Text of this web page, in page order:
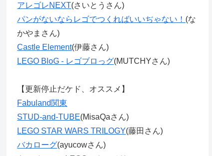
アレゴレNEXT(さいとうさん)
パンがないならレゴでつくればいいぢゃない！ (な
かやまさん)
Castle Element(伊藤さん)
LEGO BloG - レゴブロっグ(MUTCHYさん)
【更新停止だケド、オススメ】
Fabuland関東
STUD-and-TUBE(MisaQaさん)
LEGO STAR WARS TRILOGY(藤田さん)
バカローグ(ayucowさん)